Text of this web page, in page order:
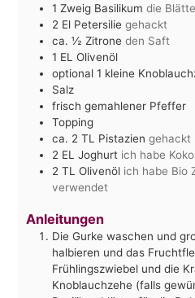
1 Zweig Basilikum die
2 El Petersilie gehackt
ca. ½Zitrone den Saft
1 EL Olivenöl
optional 1 kleine
Salz
frisch gemahlener Pfeffer
Topping
ca. 2 TL Pistazien gehackt
2 EL Joghurt ich habe
2 TL Olivenöl ich habe Bio
verwendet
Anleitungen
Die Gurke waschen und
halbieren und das
Frühlingszwiebel und die
Knoblauchzehe (falls